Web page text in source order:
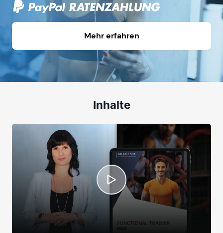
Mehr erfahren
Inhalte